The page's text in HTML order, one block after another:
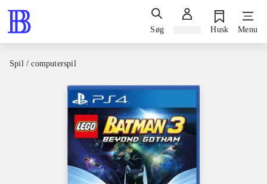
Søg Husk Menu
Spil / computerspil